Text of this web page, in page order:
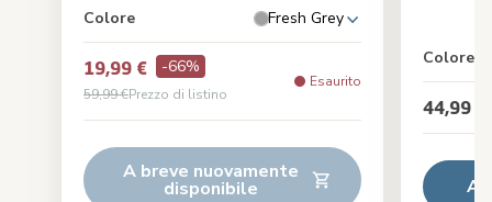
Colore Fresh Grey
19,99 € -66%
59,99 €Prezzo di listino
Esaurito
A breve nuovamente
disponibile
Colore
44,99 €